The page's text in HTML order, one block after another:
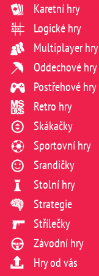
Karetní hry
Logické hry
Multiplayer hry
Oddechové hry
Postřehové hry
Retro hry
Skákačky
Sportovní hry
Srandičky
Stolní hry
Strategie
Střílečky
Závodní hry
Hry od vás